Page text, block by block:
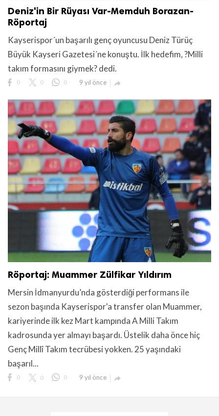
Deniz'in Bir Rüyası Var-Memduh Borazan-
Röportaj
Kayserispor´un başarılı genç oyuncusu Deniz Türüç
Büyük Kayseri Gazetesi´ne konuştu. İlk hedefim, ?Milli
takım formasını giymek? dedi.
0 0 0 9 yıl önce 
Röportaj: Muammer Zülfikar Yıldırım
Mersin İdmanyurdu’nda gösterdiği performans ile
sezon başında Kayserispor'a transfer olan Muammer,
kariyerinde ilk kez Mart kampında A Milli Takım
kadrosunda yer almayı başardı. Üstelik daha önce hiç
Genç Millî Takım tecrübesi yokken. 25 yaşındaki
başarıl...
0 0 0 9 yıl önce 